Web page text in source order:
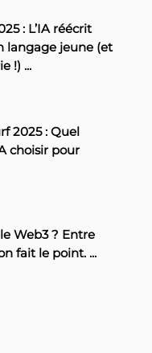
: L’IA réécrit
langage jeune (et
!) ...
2025 : Quel
choisir pour
Web3 ? Entre
fait le point. ...